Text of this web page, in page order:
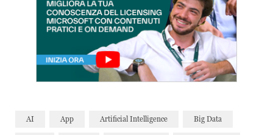
AI App Artificial Intelligence Big Data